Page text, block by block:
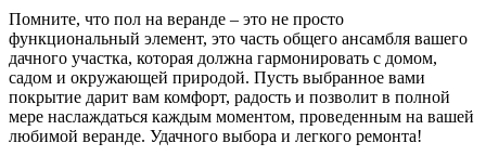
Помните, что пол на веранде – это не просто
функциональный элемент, это часть общего ансамбля вашего
дачного участка, которая должна гармонировать с домом,
садом и окружающей природой. Пусть выбранное вами
покрытие дарит вам комфорт, радость и позволит в полной
мере наслаждаться каждым моментом, проведенным на вашей
любимой веранде. Удачного выбора и легкого ремонта!